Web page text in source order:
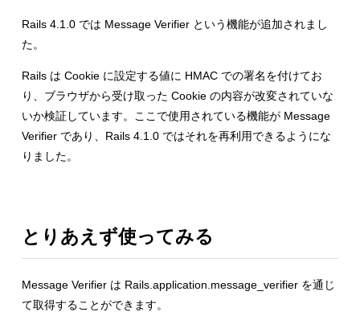
Rails 4.1.0 では Message Verifier という機能が追加されまし
た。
Rails は Cookie に設定する値に HMAC での署名を付けてお
り、ブラウザから受け取った Cookie の内容が改変されていな
いか検証しています。ここで使用されている機能が Message
Verifier であり、Rails 4.1.0 ではそれを再利用できるようにな
りました。
とりあえず使ってみる
Message Verifier は Rails.application.message_verifier を通じ
て取得することができます。